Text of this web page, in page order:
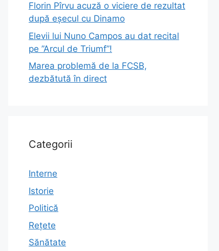
Florin Pîrvu acuză o viciere de rezultat
după eșecul cu Dinamo
Elevii lui Nuno Campos au dat recital
pe ”Arcul de Triumf”!
Marea problemă de la FCSB,
dezbătută în direct
Categorii
Interne
Istorie
Politică
Rețete
Sănătate